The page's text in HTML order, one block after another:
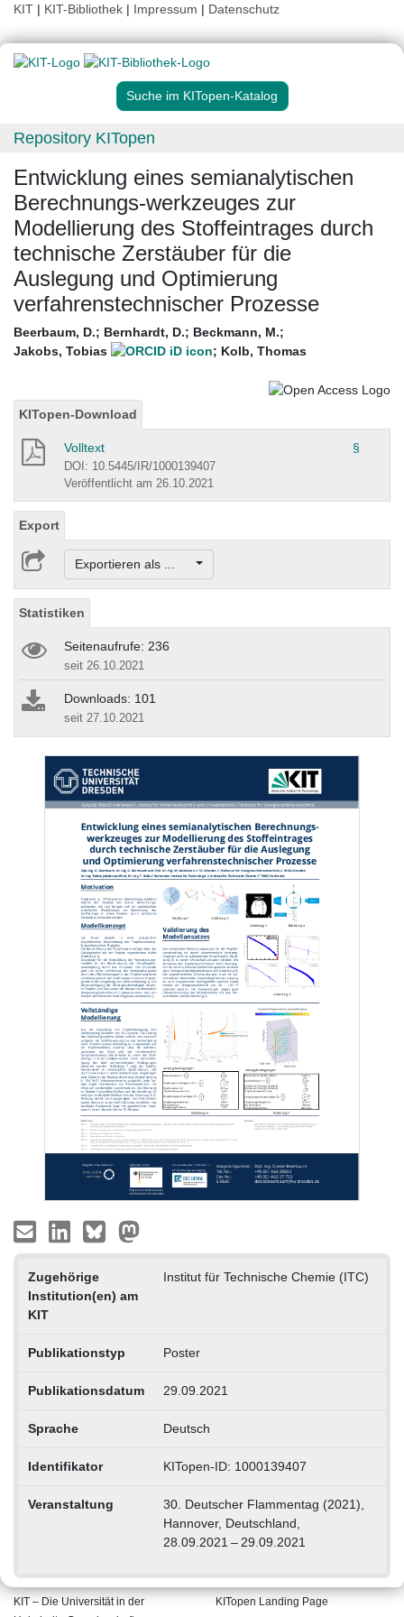
KIT | KIT-Bibliothek | Impressum | Datenschutz
Suche im KITopen-Katalog
Repository KITopen
Entwicklung eines semianalytischen
Berechnungs-werkzeuges zur
Modellierung des Stoffeintrages durch
technische Zerstäuber für die
Auslegung und Optimierung
verfahrenstechnischer Prozesse
Beerbaum, D.; Bernhardt, D.; Beckmann, M.;
Jakobs, Tobias
; Kolb, Thomas
KITopen-Download
Volltext §
DOI: 10.5445/IR/1000139407
Veröffentlicht am 26.10.2021
Export
Exportieren als ...
Statistiken
Seitenaufrufe: 236
seit 26.10.2021
Downloads: 101
seit 27.10.2021
Zugehörige
Institution(en) am
KIT
Institut für Technische Chemie (ITC)
Publikationstyp Poster
Publikationsdatum 29.09.2021
Sprache Deutsch
Identifikator KITopen-ID: 1000139407
Veranstaltung
30. Deutscher Flammentag (2021),
Hannover, Deutschland,
28.09.2021 – 29.09.2021
KIT – Die Universität in der
KITopen Landing Page